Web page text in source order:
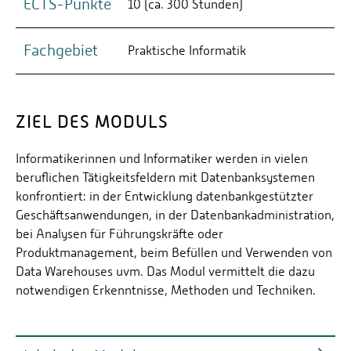
ECTS-Punkte 10 (ca. 300 Stunden)
Fachgebiet Praktische Informatik
ZIEL DES MODULS
Informatikerinnen und Informatiker werden in vielen
beruflichen Tätigkeitsfeldern mit Datenbanksystemen
konfrontiert: in der Entwicklung datenbankgestützter
Geschäftsanwendungen, in der Datenbankadministration,
bei Analysen für Führungskräfte oder
Produktmanagement, beim Befüllen und Verwenden von
Data Warehouses uvm. Das Modul vermittelt die dazu
notwendigen Erkenntnisse, Methoden und Techniken.